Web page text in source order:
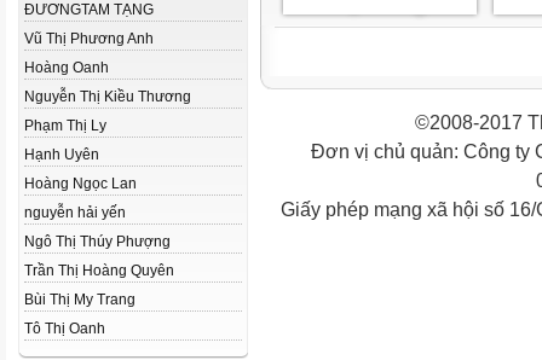
ĐƯƠNGTAM TẠNG
Vũ Thị Phương Anh
Hoàng Oanh
Nguyễn Thị Kiều Thương
Phạm Thị Ly
Hạnh Uyên
Hoàng Ngọc Lan
nguyễn hải yến
Ngô Thị Thúy Phượng
Trần Thị Hoàng Quyên
Bùi Thị My Trang
Tô Thị Oanh
©2008-2017
Đơn vị chủ quản: Công ty
Giấy phép mạng xã hội số